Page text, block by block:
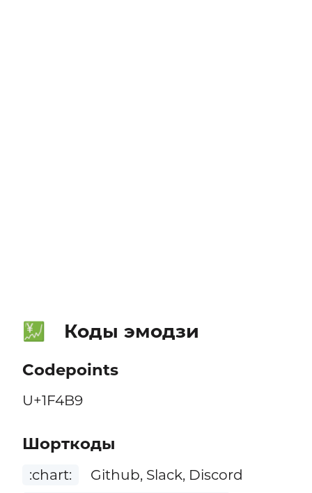
💹 Коды эмодзи
Codepoints
U+1F4B9
Шорткоды
:chart:
Github, Slack, Discord